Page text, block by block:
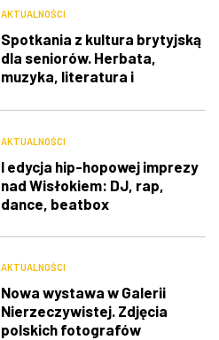
AKTUALNOŚCI
Spotkania z kultura brytyjską
dla seniorów. Herbata,
muzyka, literatura i
AKTUALNOŚCI
I edycja hip-hopowej imprezy
nad Wisłokiem: DJ, rap,
dance, beatbox
AKTUALNOŚCI
Nowa wystawa w Galerii
Nierzeczywistej. Zdjęcia
polskich fotografów